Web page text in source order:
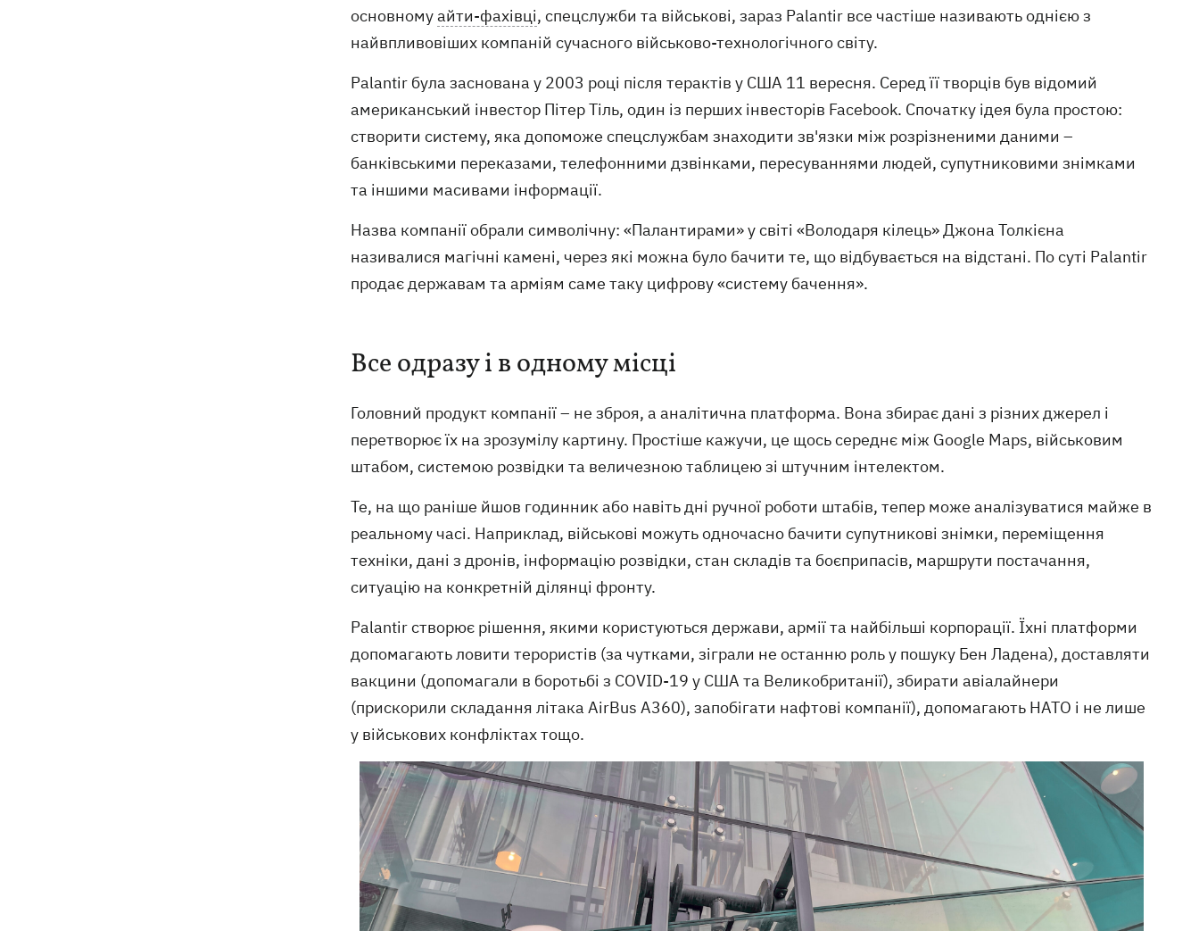
основномуайти-фахівці, спецслужби та військові, зараз Palantir все частіше називають однією з
найвпливовіших компаній сучасного військово-технологічного світу.
Palantir була заснована у 2003 році після терактів у США 11 вересня. Серед її творців був відомий
американський інвестор Пітер Тіль, один із перших інвесторів Facebook. Спочатку ідея була простою:
створити систему, яка допоможе спецслужбам знаходити зв'язки між розрізненими даними –
банківськими переказами, телефонними дзвінками, пересуваннями людей, супутниковими знімками
та іншими масивами інформації.
Назва компанії обрали символічну: «Палантирами» у світі «Володаря кілець» Джона Толкієна
називалися магічні камені, через які можна було бачити те, що відбувається на відстані. По суті Palantir
продає державам та арміям саме таку цифрову «систему бачення».
Все одразу і в одному місці
Головний продукт компанії – не зброя, а аналітична платформа. Вона збирає дані з різних джерел і
перетворює їх на зрозумілу картину. Простіше кажучи, це щось середнє між Google Maps, військовим
штабом, системою розвідки та величезною таблицею зі штучним інтелектом.
Те, на що раніше йшов годинник або навіть дні ручної роботи штабів, тепер може аналізуватися майже в
реальному часі. Наприклад, військові можуть одночасно бачити супутникові знімки, переміщення
техніки, дані з дронів, інформацію розвідки, стан складів та боєприпасів, маршрути постачання,
ситуацію на конкретній ділянці фронту.
Palantir створює рішення, якими користуються держави, армії та найбільші корпорації. Їхні платформи
допомагають ловити терористів (за чутками, зіграли не останню роль у пошуку Бен Ладена), доставляти
вакцини (допомагали в боротьбі з COVID-19 у США та Великобританії), збирати авіалайнери
(прискорили складання літака AirBus A360), запобігати нафтові компанії), допомагають НАТО і не лише
у військових конфліктах тощо.